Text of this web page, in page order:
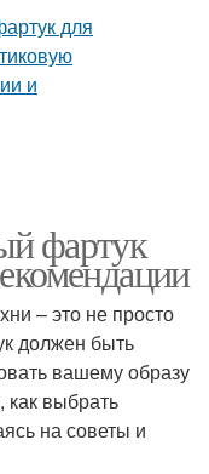
фартук
– это не просто
должен быть
вашему образу
как выбрать
на советы и